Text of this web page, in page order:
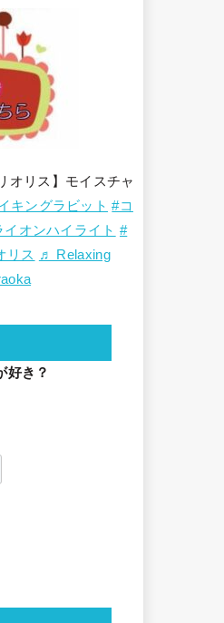
オリス】モイスチャ
キングラビット #コ
イオンハイライト #
リス ♬ Relaxing
好き？